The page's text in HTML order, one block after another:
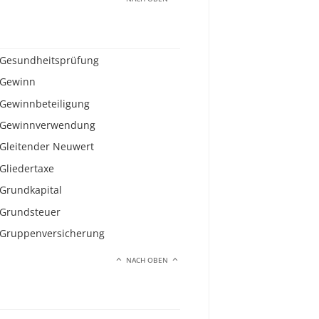
Gesundheitsprüfung
Gewinn
Gewinnbeteiligung
Gewinnverwendung
Gleitender Neuwert
Gliedertaxe
Grundkapital
Grundsteuer
Gruppenversicherung
NACH OBEN